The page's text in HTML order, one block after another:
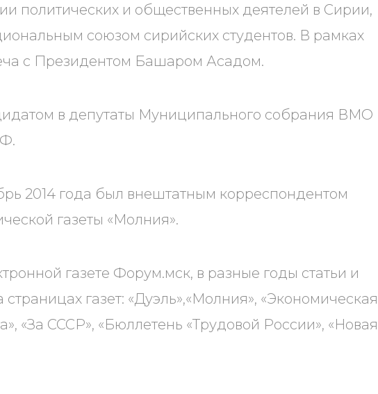
политических и общественных деятелей в Сирии,
союзом сирийских студентов. В рамках
с Президентом Башаром Асадом.
в депутаты Муниципального собрания ВМО
2014 года был внештатным корреспондентом
газеты «Молния».
газете Форум.мск, в разные годы статьи и
газет: «Дуэль»,«Молния», «Экономическая
«За СССР», «Бюллетень «Трудовой России», «Новая